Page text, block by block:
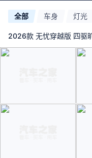
全部 车身 灯光
2026款 无忧穿越版 四驱